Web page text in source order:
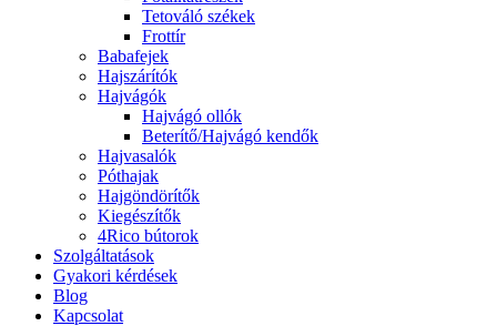
Tetováló székek
Frottír
Babafejek
Hajszárítók
Hajvágók
Hajvágó ollók
Beterítő/Hajvágó kendők
Hajvasalók
Póthajak
Hajgöndörítők
Kiegészítők
4Rico bútorok
Szolgáltatások
Gyakori kérdések
Blog
Kapcsolat